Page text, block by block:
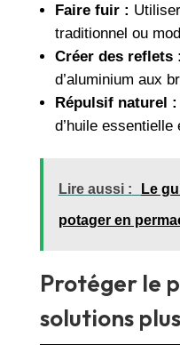
Faire fuir :
traditionnel ou
Créer des reflets :
d’aluminium aux
Répulsif naturel :
d’huile essentielle
Lire aussi : Le
potager en
Protéger le
solutions